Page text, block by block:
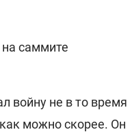
саммите
войну не в то время
можно скорее. Он